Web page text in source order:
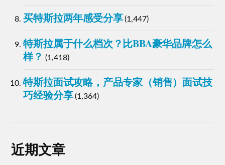
买特斯拉两年感受分享 (1,447)
特斯拉属于什么档次？比BBA豪华品牌怎么
样？ (1,418)
特斯拉面试攻略，产品专家（销售）面试技
巧经验分享 (1,364)
近期文章